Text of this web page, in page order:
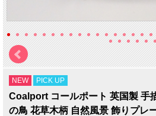
NEW PICK UP
Coalport コールポート 英国製 手
の鳥 花草木柄 自然風景 飾りプレ